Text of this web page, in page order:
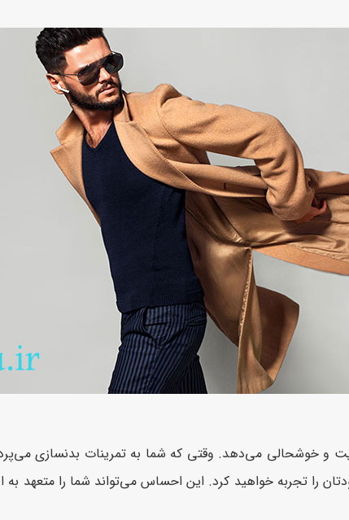
و خوشحالی می‌دهد. وقتی که شما به تمرینات بدنسازی
را تجربه خواهید کرد. این احساس می‌تواند شما را متعهد